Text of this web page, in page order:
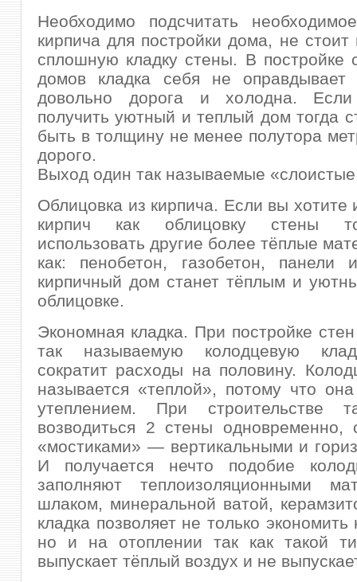
Необходимо подсчитать
кирпича для постройки дома, не стоит
сплошную кладку стены. В постройке
домов кладка себя не оправдывает
довольно дорога и холодна.
получить уютный и теплый дом тогда
быть в толщину не менее полутора
дорого.
Выход один так называемые
Облицовка из кирпича. Если вы хотите
кирпич как облицовку стены
использовать другие более тёплые
как: пенобетон, газобетон,
кирпичный дом станет тёплым и
облицовке.
Экономная кладка. При постройке
так называемую колодцевую
сократит расходы на половину.
называется «теплой», потому что
утеплением. При строительстве
возводиться 2 стены одновременно,
«мостиками» — вертикальными и
И получается нечто подобие
заполняют теплоизоляционными
шлаком, минеральной ватой,
кладка позволяет не только экономить
но и на отоплении так как такой
выпускает тёплый воздух и не